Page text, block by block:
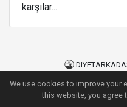
karşılar...
Kullanım Şartları
We use cookies to improve your
this website, you agree